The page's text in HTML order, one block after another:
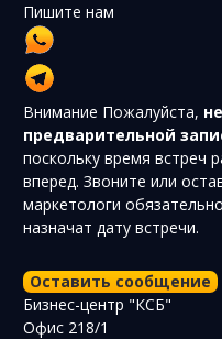
Пишите нам
Внимание Пожалуйста,
предварительной
поскольку время встреч
вперед. Звоните или
маркетологи
назначат дату встречи.
Оставить сообщение
Бизнес-центр "КСБ"
Офис 218/1